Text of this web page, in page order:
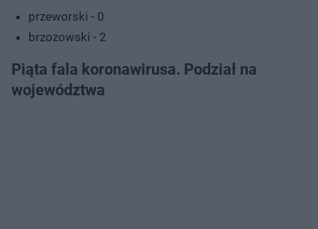
przeworski - 0
brzozowski - 2
Piąta fala koronawirusa. Podział na
województwa